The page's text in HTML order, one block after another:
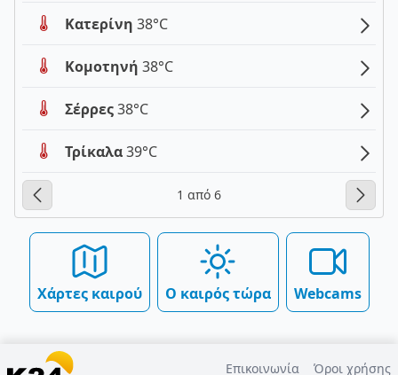
Κατερίνη 38°C
Κομοτηνή 38°C
Σέρρες38°C
Τρίκαλα39°C
1 από 6
Χάρτες καιρού Ο καιρός τώρα Webcams
Επικοινωνία Όροι χρήσης